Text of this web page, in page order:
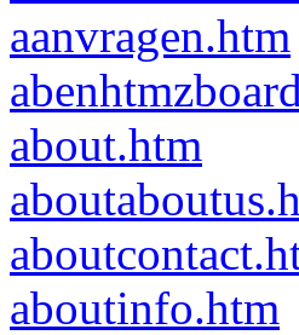
aanvragen.htm
about.htm
aboutinfo.htm